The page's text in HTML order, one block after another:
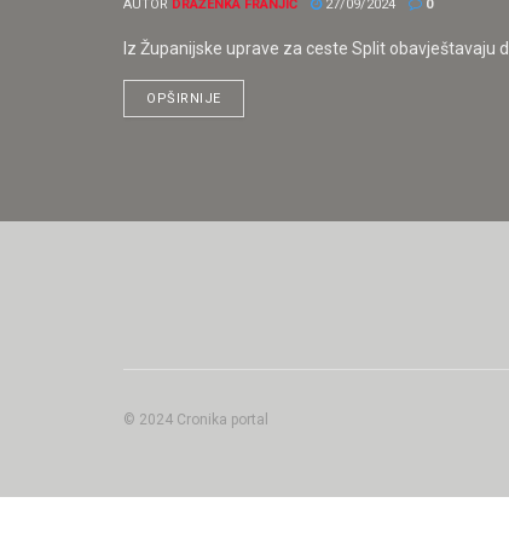
AUTOR DRAŽENKA FRANJIĆ 27/09/2024 0
Iz Županijske uprave za ceste Split obavještavaju
OPŠIRNIJE
© 2024 Cronika portal